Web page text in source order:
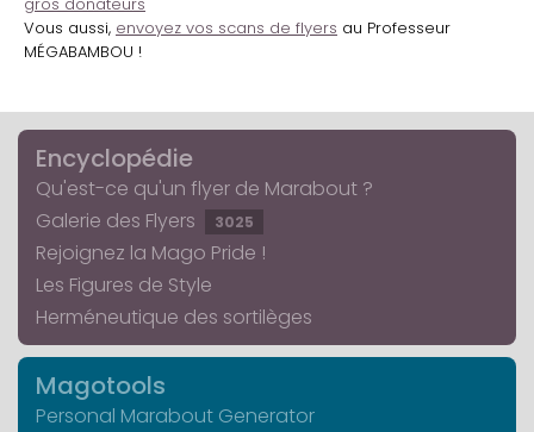
gros donateurs
Vous aussi, envoyez vos scans de flyers au Professeur
MÉGABAMBOU !
Encyclopédie
Qu'est-ce qu'un flyer de Marabout ?
Galerie des Flyers
3025
Rejoignez la Mago Pride !
Les Figures de Style
Herméneutique des sortilèges
Magotools
Personal Marabout Generator